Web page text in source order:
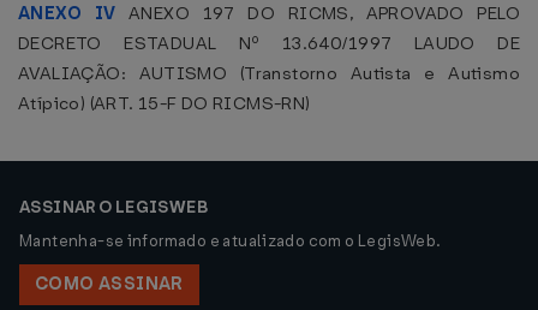
ANEXO IV ANEXO 197 DO RICMS, APROVADO PELO
DECRETO ESTADUAL Nº 13.640/1997 LAUDO DE
AVALIAÇÃO: AUTISMO (Transtorno Autista e Autismo
Atípico) (ART. 15-F DO RICMS-RN)
ASSINAR O LEGISWEB
Mantenha-se informado e atualizado com o LegisWeb.
COMO ASSINAR